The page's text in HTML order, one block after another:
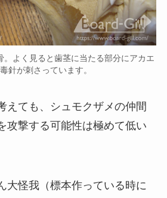
。よく見ると歯茎に当たる部分にアカエ
針が刺さっています。
えても、シュモクザメの仲間
攻撃する可能性は極めて低い
大怪我（標本作っている時に